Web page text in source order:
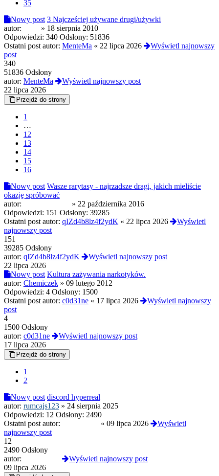
35
Nowy post 3 Najcześciej używane drugi/używki
autor:
» 18 sierpnia 2010
Odpowiedzi: 340 Odsłony: 51836
Ostatni post autor: MenteMa « 22 lipca 2026
Wyświetl najnowszy
post
340
51836 Odsłony
autor: MenteMa
Wyświetl najnowszy post
22 lipca 2026
Przejdź do strony
1
…
12
13
14
15
16
Nowy post Wasze rarytasy - najrzadsze dragi, jakich mieliście
okazję spróbować
autor:
» 22 października 2016
Odpowiedzi: 151 Odsłony: 39285
Ostatni post autor: qIZd4b8lz4f2ydK « 22 lipca 2026
Wyświetl
najnowszy post
151
39285 Odsłony
autor: qIZd4b8lz4f2ydK
Wyświetl najnowszy post
22 lipca 2026
Nowy post Kultura zażywania narkotyków.
autor: Chemiczek » 09 lutego 2012
Odpowiedzi: 4 Odsłony: 1500
Ostatni post autor: c0d31ne « 17 lipca 2026
Wyświetl najnowszy
post
4
1500 Odsłony
autor: c0d31ne
Wyświetl najnowszy post
17 lipca 2026
Przejdź do strony
1
2
Nowy post discord hyperreal
autor: rumcajs123 » 24 sierpnia 2025
Odpowiedzi: 12 Odsłony: 2490
Ostatni post autor:
« 09 lipca 2026
Wyświetl
najnowszy post
12
2490 Odsłony
autor:
Wyświetl najnowszy post
09 lipca 2026